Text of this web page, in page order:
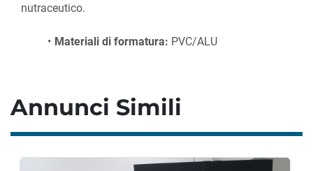
nutraceutico.
Materiali di formatura: PVC/ALU
Annunci Simili